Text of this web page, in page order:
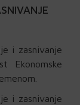
i zasnivanje
Ekonomske
i zasnivanje